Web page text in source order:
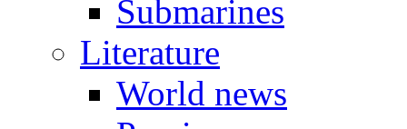
Submarines
Literature
World news